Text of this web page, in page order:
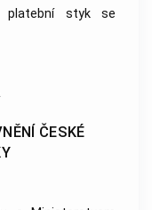
platební styk se
ČESKÉ